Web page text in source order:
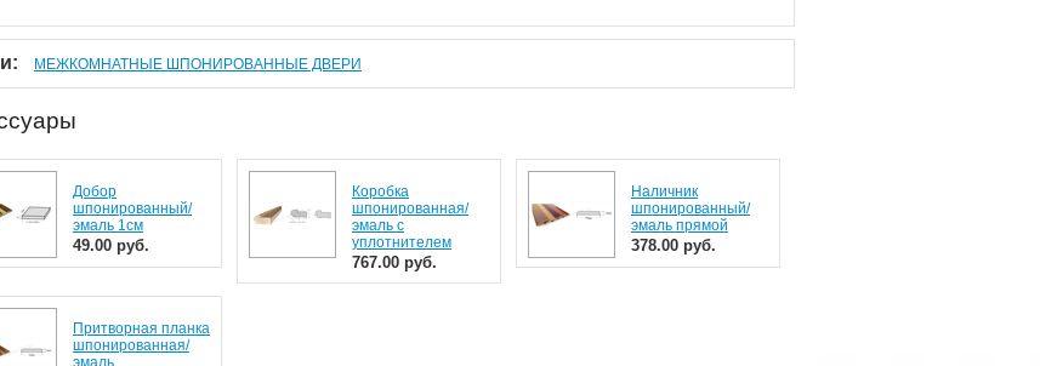
МЕЖКОМНАТНЫЕ ШПОНИРОВАННЫЕ ДВЕРИ
Добор
шпонированный/
эмаль 1см
49.00 руб.
Коробка
шпонированная/
эмаль с
уплотнителем
767.00 руб.
Наличник
шпонированный/
эмаль прямой
378.00 руб.
Притворная планка
шпонированная/
эмаль